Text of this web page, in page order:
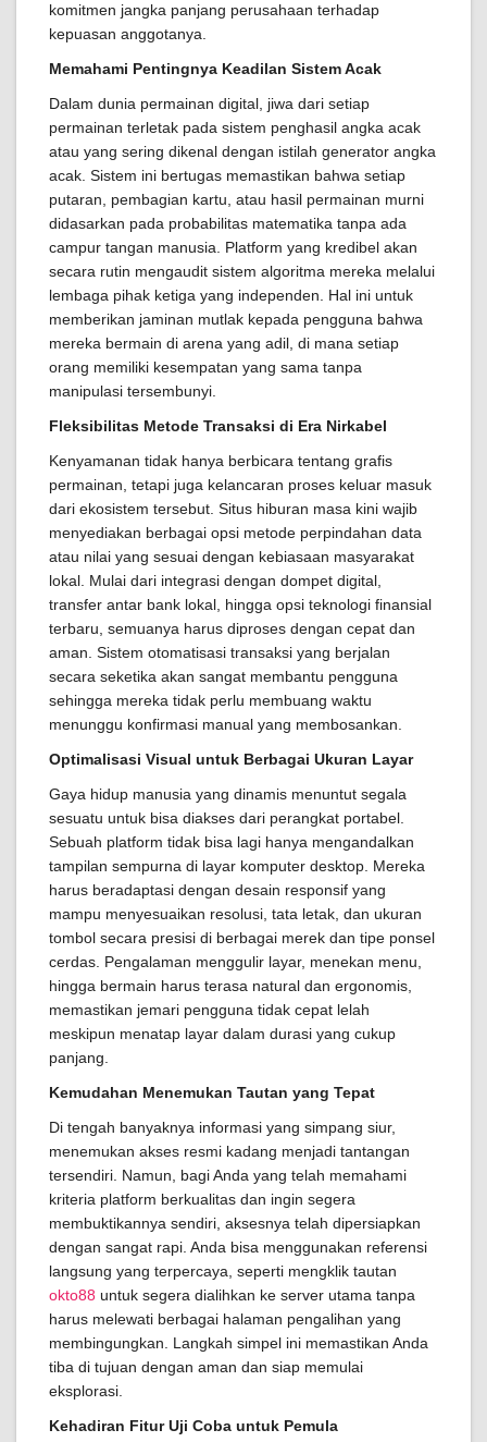
komitmen jangka panjang perusahaan terhadap
kepuasan anggotanya.
Memahami Pentingnya Keadilan Sistem Acak
Dalam dunia permainan digital, jiwa dari setiap
permainan terletak pada sistem penghasil angka acak
atau yang sering dikenal dengan istilah generator angka
acak. Sistem ini bertugas memastikan bahwa setiap
putaran, pembagian kartu, atau hasil permainan murni
didasarkan pada probabilitas matematika tanpa ada
campur tangan manusia. Platform yang kredibel akan
secara rutin mengaudit sistem algoritma mereka melalui
lembaga pihak ketiga yang independen. Hal ini untuk
memberikan jaminan mutlak kepada pengguna bahwa
mereka bermain di arena yang adil, di mana setiap
orang memiliki kesempatan yang sama tanpa
manipulasi tersembunyi.
Fleksibilitas Metode Transaksi di Era Nirkabel
Kenyamanan tidak hanya berbicara tentang grafis
permainan, tetapi juga kelancaran proses keluar masuk
dari ekosistem tersebut. Situs hiburan masa kini wajib
menyediakan berbagai opsi metode perpindahan data
atau nilai yang sesuai dengan kebiasaan masyarakat
lokal. Mulai dari integrasi dengan dompet digital,
transfer antar bank lokal, hingga opsi teknologi finansial
terbaru, semuanya harus diproses dengan cepat dan
aman. Sistem otomatisasi transaksi yang berjalan
secara seketika akan sangat membantu pengguna
sehingga mereka tidak perlu membuang waktu
menunggu konfirmasi manual yang membosankan.
Optimalisasi Visual untuk Berbagai Ukuran Layar
Gaya hidup manusia yang dinamis menuntut segala
sesuatu untuk bisa diakses dari perangkat portabel.
Sebuah platform tidak bisa lagi hanya mengandalkan
tampilan sempurna di layar komputer desktop. Mereka
harus beradaptasi dengan desain responsif yang
mampu menyesuaikan resolusi, tata letak, dan ukuran
tombol secara presisi di berbagai merek dan tipe ponsel
cerdas. Pengalaman menggulir layar, menekan menu,
hingga bermain harus terasa natural dan ergonomis,
memastikan jemari pengguna tidak cepat lelah
meskipun menatap layar dalam durasi yang cukup
panjang.
Kemudahan Menemukan Tautan yang Tepat
Di tengah banyaknya informasi yang simpang siur,
menemukan akses resmi kadang menjadi tantangan
tersendiri. Namun, bagi Anda yang telah memahami
kriteria platform berkualitas dan ingin segera
membuktikannya sendiri, aksesnya telah dipersiapkan
dengan sangat rapi. Anda bisa menggunakan referensi
langsung yang terpercaya, seperti mengklik tautan
okto88 untuk segera dialihkan ke server utama tanpa
harus melewati berbagai halaman pengalihan yang
membingungkan. Langkah simpel ini memastikan Anda
tiba di tujuan dengan aman dan siap memulai
eksplorasi.
Kehadiran Fitur Uji Coba untuk Pemula